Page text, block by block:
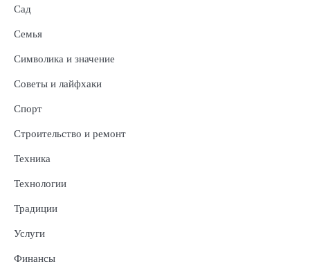
Сад
Семья
Символика и значение
Советы и лайфхаки
Спорт
Строительство и ремонт
Техника
Технологии
Традиции
Услуги
Финансы